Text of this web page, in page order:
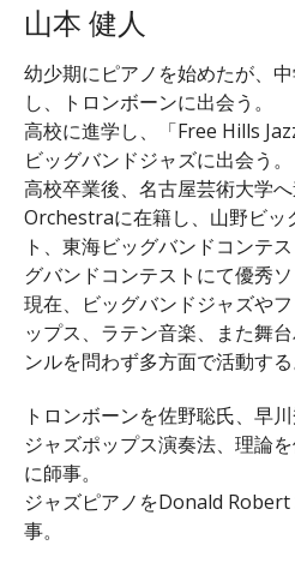
山本 健人
幼少期にピアノを始めたが、
し、トロンボーンに出会う。
高校に進学し、「Free Hills
ビッグバンドジャズに出会う。
高校卒業後、名古屋芸術大学
Orchestraに在籍し、山野ビッ
ト、東海ビッグバンドコンテ
グバンドコンテストにて優秀ソ
現在、ビッグバンドジャズや
ップス、ラテン音楽、また舞
ンルを問わず多方面で活動する
トロンボーンを佐野聡氏、早川
ジャズポップス演奏法、理論
に師事。
ジャズピアノをDonald
事。